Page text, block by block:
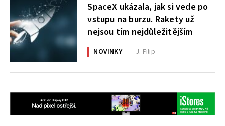
SpaceX ukázala, jak si vede po
vstupu na burzu. Rakety už
nejsou tím nejdůležitějším
NOVINKY J. Filip